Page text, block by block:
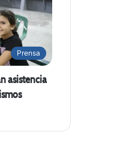
Prensa
asistencia